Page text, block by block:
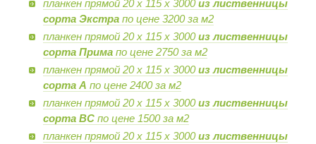
планкен прямой 20 х 115 х 3000из лиственницы
сорта Экстрапо цене 3200 за м2
планкен прямой 20 х 115 х 3000из лиственницы
сорта Примапо цене 2750 за м2
планкен прямой 20 х 115 х 3000из лиственницы
сорта А по цене 2400 за м2
планкен прямой 20 х 115 х 3000из лиственницы
сорта BCпо цене 1500 за м2
планкен прямой 20 х 115 х 3000из лиственницы